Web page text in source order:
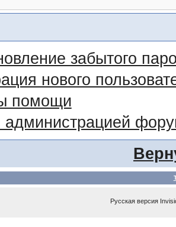
забытого
нового
помощи
администрацией
Русская версия